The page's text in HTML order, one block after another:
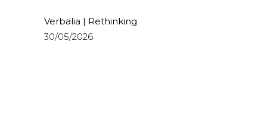
Verbalia | Rethinking
30/05/2026